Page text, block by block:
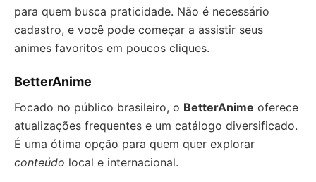
para quem busca praticidade. Não é necessário
cadastro, e você pode começar a assistir seus
animes favoritos em poucos cliques.
BetterAnime
Focado no público brasileiro, o BetterAnime oferece
atualizações frequentes e um catálogo diversificado.
É uma ótima opção para quem quer explorar
conteúdo local e internacional.